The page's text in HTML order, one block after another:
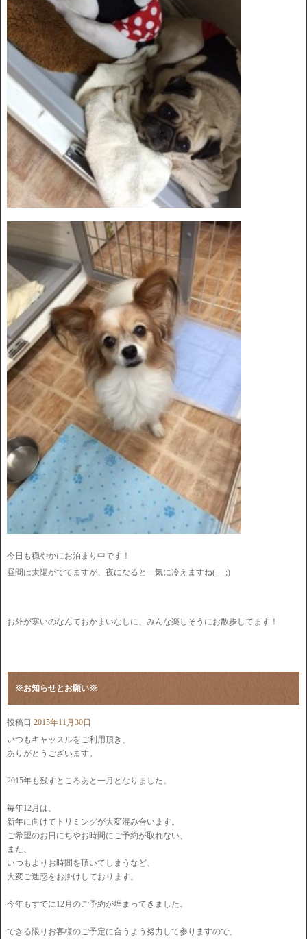
今日も穏やかにお泊まり中です！
昼間は太陽がでてますが、夜になると一気に冷えますね(ｰ ｰ;)
お外が寒いのなんておかまいなしに、みんな楽しそうにお散歩してます！
※お知らせとお願い※
投稿日 2015年11月30日
いつもキャッスルをご利用頂き、
ありがとうございます。
2015年も残すところあと一月となりました。
毎年12月は、
新年に向けてトリミングが大変混み合います。
ご希望のお日にちやお時間にご予約が取れない、
また、
いつもよりお時間を頂いてしまうなど、
大変ご迷惑をお掛けしております。
今年もすでに12月のご予約が埋まってきました。
できる限りお客様のご予定に合うよう努力して参りますので、